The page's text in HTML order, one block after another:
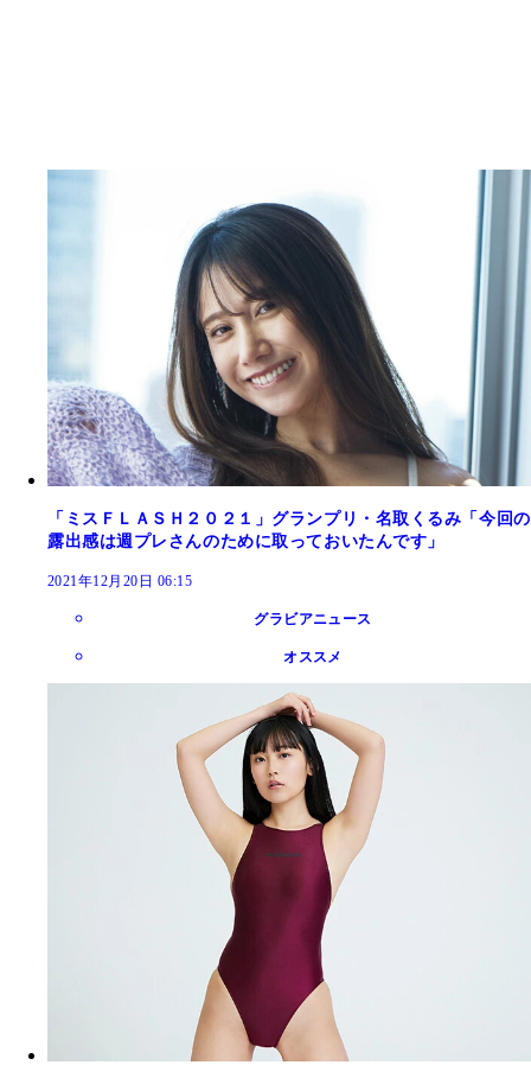
「ミスＦＬＡＳＨ２０２１」グランプリ・名取くるみ「今回の
露出感は週プレさんのために取っておいたんです」
2021年12月20日 06:15
グラビアニュース
オススメ